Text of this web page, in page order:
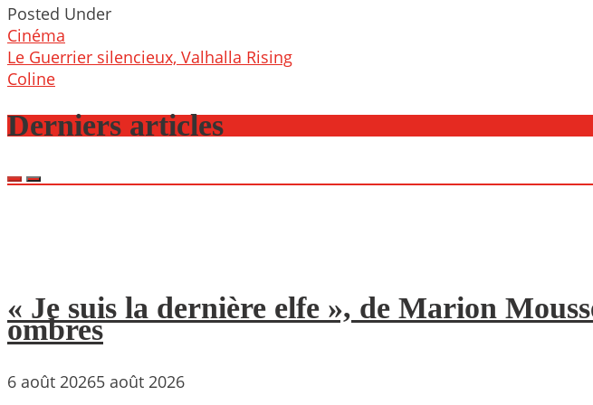
Posted Under
Cinéma
Post
navigation
Le Guerrier silencieux, Valhalla Rising
Coline
Derniers articles
« Je suis la dernière elfe », de Marion
ombres
6 août 20265 août 2026